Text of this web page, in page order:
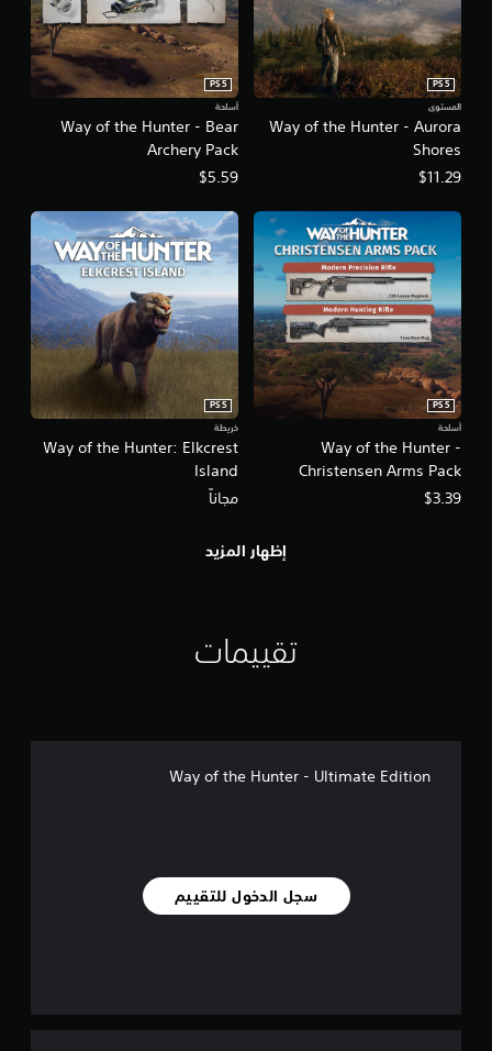
Way of the Hunter - Aurora
Shores
PS5
المستوى
$11.29
Way of the Hunter - Bear
Archery Pack
PS5
أسلحة
$5.59
Way of the Hunter -
Christensen Arms Pack
PS5
أسلحة
$3.39
Way of the Hunter: Elkcrest
Island
PS5
خريطة
مجاناً
إظهار المزيد
تقييمات
Way of the Hunter - Ultimate Edition
سجل الدخول للتقييم